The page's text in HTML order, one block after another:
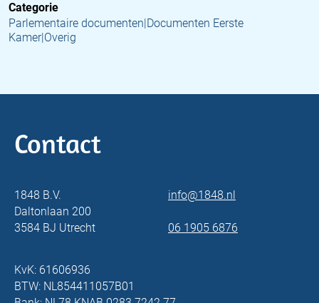
Categorie
Parlementaire documenten|Documenten Eerste
Kamer|Overig
Contact
1848 B.V.
Daltonlaan 200
3584 BJ Utrecht
info@1848.nl
06 1905 6876
KvK: 61606936
BTW: NL854411057B01